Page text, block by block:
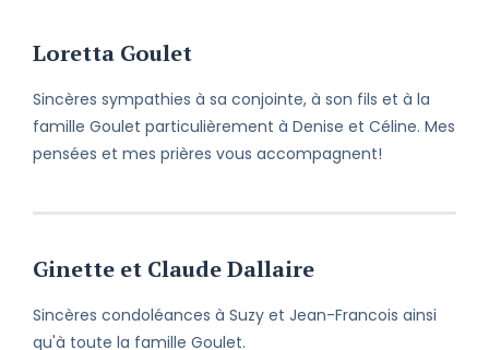
Loretta Goulet
Sincères sympathies à sa conjointe, à son fils et à la
famille Goulet particulièrement à Denise et Céline. Mes
pensées et mes prières vous accompagnent!
Ginette et Claude Dallaire
Sincères condoléances à Suzy et Jean-Francois ainsi
qu'à toute la famille Goulet.